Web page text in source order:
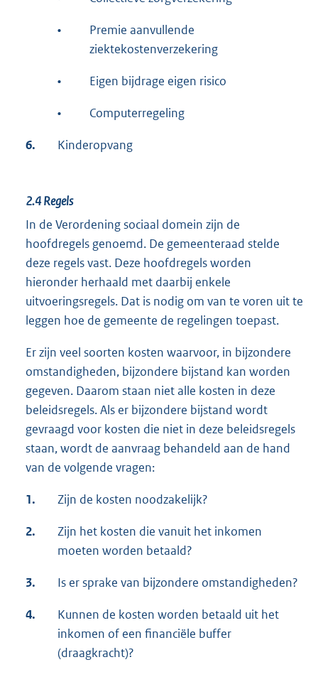
•
Premie aanvullende
ziektekostenverzekering
• Eigen bijdrage eigen risico
• Computerregeling
6. Kinderopvang
2.4Regels
In de Verordening sociaal domein zijn de
hoofdregels genoemd. De gemeenteraad stelde
deze regels vast. Deze hoofdregels worden
hieronder herhaald met daarbij enkele
uitvoeringsregels. Dat is nodig om van te voren uit te
leggen hoe de gemeente de regelingen toepast.
Er zijn veel soorten kosten waarvoor, in bijzondere
omstandigheden, bijzondere bijstand kan worden
gegeven. Daarom staan niet alle kosten in deze
beleidsregels. Als er bijzondere bijstand wordt
gevraagd voor kosten die niet in deze beleidsregels
staan, wordt de aanvraag behandeld aan de hand
van de volgende vragen:
1. Zijn de kosten noodzakelijk?
2.
Zijn het kosten die vanuit het inkomen
moeten worden betaald?
3. Is er sprake van bijzondere omstandigheden?
4.
Kunnen de kosten worden betaald uit het
inkomen of een financiële buffer
(draagkracht)?